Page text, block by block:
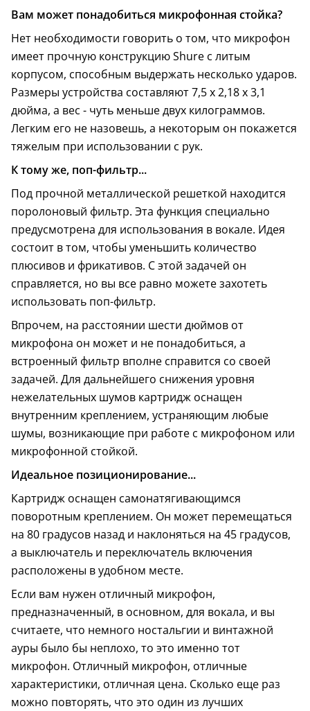
Вам может понадобиться микрофонная стойка?
Нет необходимости говорить о том, что микрофон
имеет прочную конструкцию Shure с литым
корпусом, способным выдержать несколько ударов.
Размеры устройства составляют 7,5 х 2,18 х 3,1
дюйма, а вес - чуть меньше двух килограммов.
Легким его не назовешь, а некоторым он покажется
тяжелым при использовании с рук.
К тому же, поп-фильтр...
Под прочной металлической решеткой находится
поролоновый фильтр. Эта функция специально
предусмотрена для использования в вокале. Идея
состоит в том, чтобы уменьшить количество
плюсивов и фрикативов. С этой задачей он
справляется, но вы все равно можете захотеть
использовать поп-фильтр.
Впрочем, на расстоянии шести дюймов от
микрофона он может и не понадобиться, а
встроенный фильтр вполне справится со своей
задачей. Для дальнейшего снижения уровня
нежелательных шумов картридж оснащен
внутренним креплением, устраняющим любые
шумы, возникающие при работе с микрофоном или
микрофонной стойкой.
Идеальное позиционирование...
Картридж оснащен самонатягивающимся
поворотным креплением. Он может перемещаться
на 80 градусов назад и наклоняться на 45 градусов,
а выключатель и переключатель включения
расположены в удобном месте.
Если вам нужен отличный микрофон,
предназначенный, в основном, для вокала, и вы
считаете, что немного ностальгии и винтажной
ауры было бы неплохо, то это именно тот
микрофон. Отличный микрофон, отличные
характеристики, отличная цена. Сколько еще раз
можно повторять, что это один из лучших